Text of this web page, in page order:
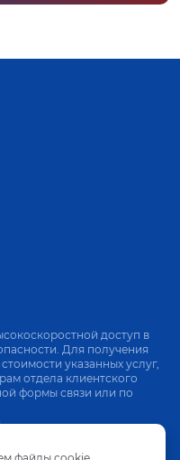
доступ в
Для получения
указанных услуг,
отдела клиентского
формы связи или по